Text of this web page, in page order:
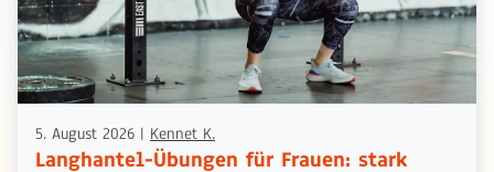
5. August 2026 | Kennet K.
Langhantel-Übungen für Frauen: stark